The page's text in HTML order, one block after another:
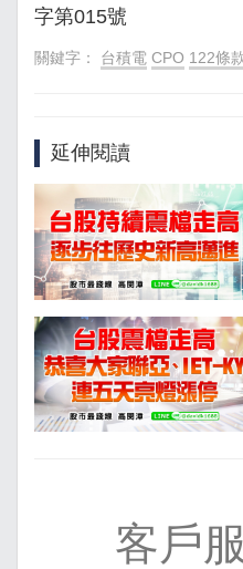
字第015號
關鍵字： 台積電 CPO 122條
延伸閱讀
客戶